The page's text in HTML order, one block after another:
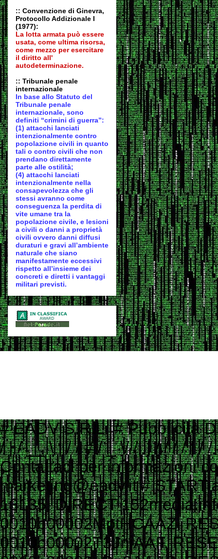
:: Convenzione di Ginevra,
Protocollo Addizionale I
(1977):
La lotta armata può essere
usata, come ultima risorsa,
come mezzo per esercitare
il diritto all'
autodeterminazione.
:: Tribunale penale
internazionale
In base allo Statuto del
Tribunale penale
internazionale, sono
definiti “crimini di guerra”:
(1) attacchi lanciati
intenzionalmente contro
popolazione civili in quanto
tali o contro civili che non
prendano direttamente
parte alle ostilità;
(4) attacchi lanciati
intenzionalmente nella
consapevolezza che gli
stessi avranno come
conseguenza la perdita di
vite umane tra la
popolazione civile, e lesioni
a civili o danni a proprietà
civili ovvero danni diffusi
duraturi e gravi all’ambiente
naturale che siano
manifestamente eccessivi
rispetto all’insieme dei
concreti e diretti i vantaggi
militari previsti.
# EADV S.R.L. # Pubblicità Digitale e Programmatic Advertising # ___ ____ _ __ # ___ / | / __ \ | / / # / _ \/ /| | / / / / | / / # / __/ ___ |/ /_/ /| |/ / # \___/_/ |_/_____/ |___/ # # Contattaci per informazioni commerciali # Website: www.eadv.it # Email: marketing@eadv.it # START ads.txt - vocidallastrada.org - 2023-10-18 14:39:45 eadv.it, 13135, DIRECT 152media.info, 152M10, RESELLER 33across.com, 0010b00002MptHCAAZ, RESELLER, bbea06d9c4d2853c 33across.com, 0010b00002T3JniAAF, RESELLER, bbea06d9c4d2853c 33across.com, 0010b00002cGp2AAAS, RESELLER, bbea06d9c4d2853c 33across.com, 0013300001kQj2HAAS, RESELLER, bbea06d9c4d2853c 33across.com, 0015a00002oUk4aAAC, RESELLER, bbea06d9c4d2853c 33across.com, 0015a00003DKg9ZAAT, RESELLER, bbea06d9c4d2853c ad.plus, 352349, RESELLER adagio.io, 1294, RESELLER adcolony.com, 496220845654deec, RESELLER, 1ad675c9de6b5176 adform.com, 1226, RESELLER adform.com, 1819, RESELLER, 9f5210a2f0999e32 adform.com, 1889, RESELLER adform.com, 1943, RESELLER adform.com, 2110, RESELLER adform.com, 2112, RESELLER adform.com, 2437, RESELLER, 9f5210a2f0999e32 adform.com, 2464, RESELLER, 9f5210a2f0999e32 adform.com, 3027, RESELLER adform.com, 622, RESELLER adipolo.com, 617128b0fe110c0ddd7603b4, RESELLER admanmedia.com, 43, RESELLER admixer.net, b6d49994-83c5-4ff9-aa8a-c9eb99d1bc8c, RESELLER adsinteractive.hu, 258, RESELLER adswizz.com, consumable, RESELLER adswizz.com, entravision, RESELLER adswizz.com, targetspot, RESELLER adtech.com, 4687, RESELLER adtelligent.com, 537714, RESELLER advertising.com, 14832, RESELLER advertising.com, 21483, RESELLER advertising.com, 23089, RESELLER advertising.com, 28246, RESELLER advertising.com, 28305, RESELLER advertising.com, 28335, RESELLER, e1a5b5b6e3255540 advertising.com, 6814, RESELLER advertising.com, 7574, RESELLER adyoulike.com, 83d15ef72d387a1e60e5a1399a2b0c03, RESELLER adyoulike.com, b3e21aeb2e950aa59e5e8cc1b6dd6f8e, RESELLER, 4ad745ead2958bf7 adyoulike.com, b4bf4fdd9b0b915f746f6747ff432bde, RESELLER, 4ad745ead2958bf7 ampliffy.com, 5037, RESELLER amxrtb.com, 105199548, RESELLER aniview.com, 5e82edf1634339243920a8e5, RESELLER, 78b21b97965ec3f8 aniview.com, 5ef4bc022e79664d2b473869, RESELLER, 78b21b97965ec3f8 aol.com, 27093, RESELLER aol.com, 46658, RESELLER aol.com, 58905, RESELLER, e1a5b5b6e3255540 aolcloud.net, 4687, RESELLER appads.in, 107606, RESELLER appnexus.com, 10040, RESELLER, f5ab79cb980f11d1 appnexus.com, 10200, RESELLER, f5ab79cb980f11d1 appnexus.com, 10239, RESELLER, f5ab79cb980f11d1 appnexus.com, 10371, RESELLER, f5ab79cb980f11d1 appnexus.com, 11470, RESELLER appnexus.com, 11487, RESELLER, f5ab79cb980f11d1 appnexus.com, 11664, RESELLER, f5ab79cb980f11d1 appnexus.com, 11786, RESELLER, f5ab79cb980f11d1 appnexus.com, 11924, RESELLER, f5ab79cb980f11d1 appnexus.com, 12223, RESELLER, f5ab79cb980f11d1 appnexus.com, 12290, RESELLER, f5ab79cb980f11d1 appnexus.com, 12637, RESELLER, f5ab79cb980f11d1 appnexus.com, 13044, RESELLER, f5ab79cb980f11d1 appnexus.com, 13099, RESELLER, f5ab79cb980f11d1 appnexus.com, 13381, RESELLER, f5ab79cb980f11d1 appnexus.com, 1356, RESELLER, f5ab79cb980f11d1 appnexus.com, 1360, RESELLER, f5ab79cb980f11d1 appnexus.com, 13701, RESELLER, f5ab79cb980f11d1 appnexus.com, 14077, RESELLER appnexus.com, 14416, RESELLER,